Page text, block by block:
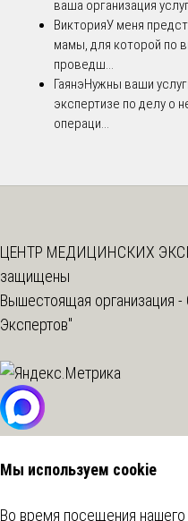
ваша организация
ВикторияУ меня
мамы, для которой по
проведш...
ГаянэНужны ваши
экспертизе по делу о
операци...
ЦЕНТР МЕДИЦИНСКИХ
защищены
Вышестоящая организация -
Экспертов"
Мы используем cookie
Во время посещения нашего